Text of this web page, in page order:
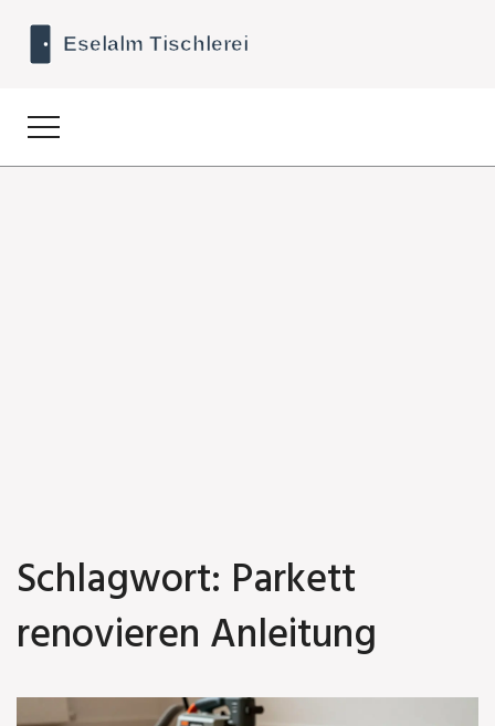
Schlagwort: Parkett
renovieren Anleitung